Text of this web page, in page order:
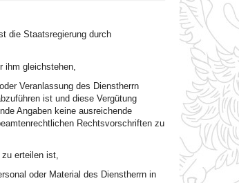
die Staatsregierung durch
ihm gleichstehen,
Veranlassung des Dienstherrn
ist und diese Vergütung
Angaben keine ausreichende
Rechtsvorschriften zu
erteilen ist,
oder Material des Dienstherrn in